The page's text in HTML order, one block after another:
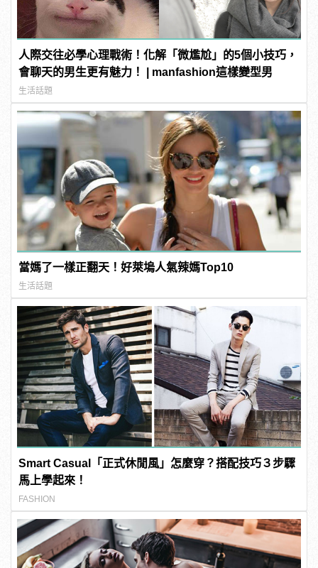
人際交往必學心理戰術！化解「微尷尬」的5個小技巧，
會聊天的男生更有魅力！ | manfashion這樣變型男
生活話題
當媽了一樣正翻天！好萊塢人氣辣媽Top10
生活話題
Smart Casual「正式休閒風」怎麼穿？搭配技巧３步驟
馬上學起來！
FASHION